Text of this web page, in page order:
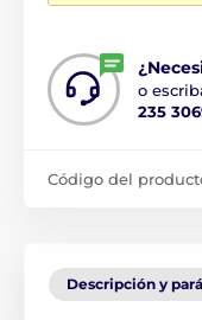
o
235
Código del
Descripción y